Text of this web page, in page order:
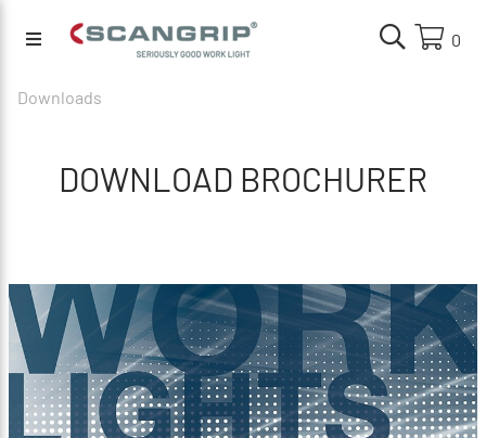
0
Downloads
DOWNLOAD BROCHURER